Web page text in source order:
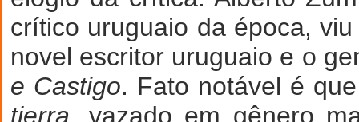
crítico uruguaio da época,
novel escritor uruguaio e o
e Castigo. Fato notável é
tierra, vazado em gênero